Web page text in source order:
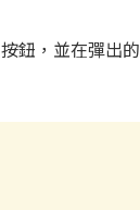
鈕，並在彈出